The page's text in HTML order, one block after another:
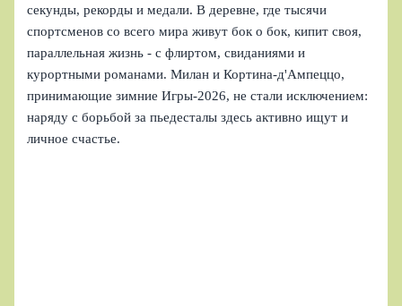
секунды, рекорды и медали. В деревне, где тысячи
спортсменов со всего мира живут бок о бок, кипит своя,
параллельная жизнь - с флиртом, свиданиями и
курортными романами. Милан и Кортина-д'Ампеццо,
принимающие зимние Игры-2026, не стали исключением:
наряду с борьбой за пьедесталы здесь активно ищут и
личное счастье.